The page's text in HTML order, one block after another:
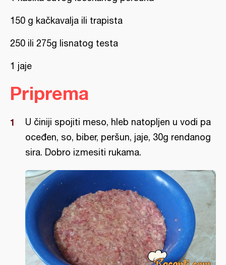
150 g kačkavalja ili trapista
250 ili 275g lisnatog testa
1 jaje
Priprema
U činiji spojiti meso, hleb natopljen u vodi pa
oceđen, so, biber, peršun, jaje, 30g rendanog
sira. Dobro izmesiti rukama.